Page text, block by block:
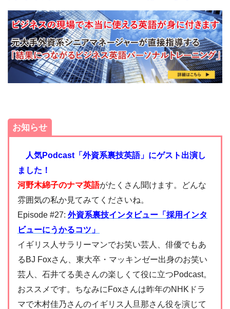
お知らせ
人気Podcast「外資系裏技英語」にゲスト出演し
ました！
河野木綿子のナマ英語がたくさん聞けます。どんな
雰囲気の私か見てみてくださいね。
Episode #27: 外資系裏技インタビュー「採用インタ
ビューにうかるコツ」
イギリス人サラリーマンでお笑い芸人、俳優でもあ
るBJ Foxさん、東大卒・マッキンゼー出身のお笑い
芸人、石井てる美さんの楽しくて役に立つPodcast。
おススメです。ちなみにFoxさんは昨年のNHKドラ
マで木村佳乃さんのイギリス人旦那さん役を演じて